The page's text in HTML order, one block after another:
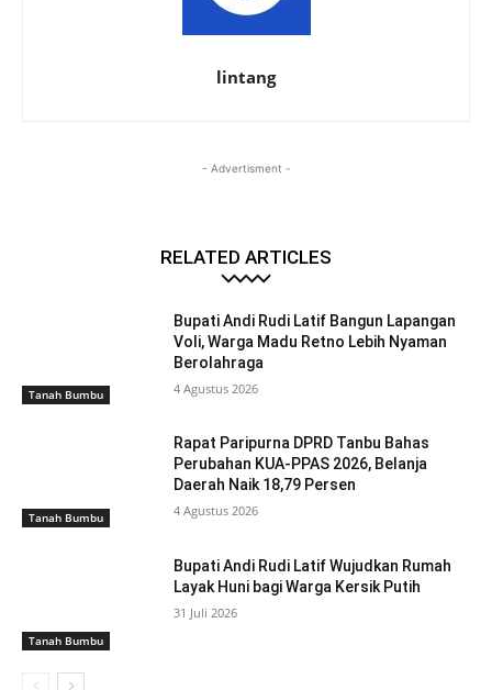
lintang
- Advertisment -
RELATED ARTICLES
Tanah Bumbu
Bupati Andi Rudi Latif Bangun Lapangan
Voli, Warga Madu Retno Lebih Nyaman
Berolahraga
4 Agustus 2026
Tanah Bumbu
Rapat Paripurna DPRD Tanbu Bahas
Perubahan KUA-PPAS 2026, Belanja
Daerah Naik 18,79 Persen
4 Agustus 2026
Tanah Bumbu
Bupati Andi Rudi Latif Wujudkan Rumah
Layak Huni bagi Warga Kersik Putih
31 Juli 2026